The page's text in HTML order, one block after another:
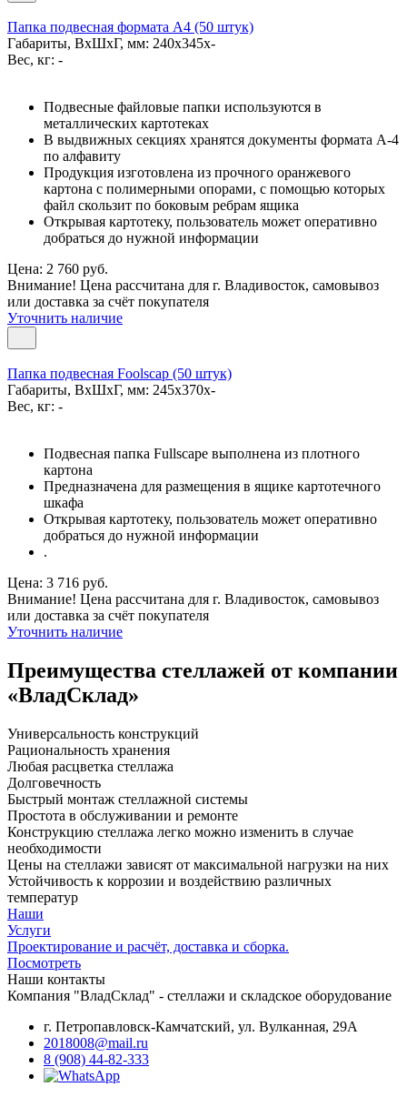
Папка подвесная формата А4 (50 штук)
Габариты, ВxШxГ, мм: 240x345x-
Вес, кг: -
Подвесные файловые папки используются в
металлических картотеках
В выдвижных секциях хранятся документы формата А-4
по алфавиту
Продукция изготовлена из прочного оранжевого
картона с полимерными опорами, с помощью которых
файл скользит по боковым ребрам ящика
Открывая картотеку, пользователь может оперативно
добраться до нужной информации
Цена: 2 760 руб.
Внимание! Цена рассчитана для г. Владивосток, самовывоз
или доставка за счёт покупателя
Уточнить наличие
Папка подвесная Foolscap (50 штук)
Габариты, ВxШxГ, мм: 245x370x-
Вес, кг: -
Подвесная папка Fullscape выполнена из плотного
картона
Предназначена для размещения в ящике картотечного
шкафа
Открывая картотеку, пользователь может оперативно
добраться до нужной информации
.
Цена: 3 716 руб.
Внимание! Цена рассчитана для г. Владивосток, самовывоз
или доставка за счёт покупателя
Уточнить наличие
Преимущества стеллажей от компании
«ВладСклад»
Универсальность конструкций
Рациональность хранения
Любая расцветка стеллажа
Долговечность
Быстрый монтаж стеллажной системы
Простота в обслуживании и ремонте
Конструкцию стеллажа легко можно изменить в случае
необходимости
Цены на стеллажи зависят от максимальной нагрузки на них
Устойчивость к коррозии и воздействию различных
температур
Наши
Услуги
Проектирование и расчёт, доставка и сборка.
Посмотреть
Наши контакты
Компания "ВладСклад" - стеллажи и складское оборудование
г. Петропавловск-Камчатский, ул. Вулканная, 29А
2018008@mail.ru
8 (908) 44-82-333